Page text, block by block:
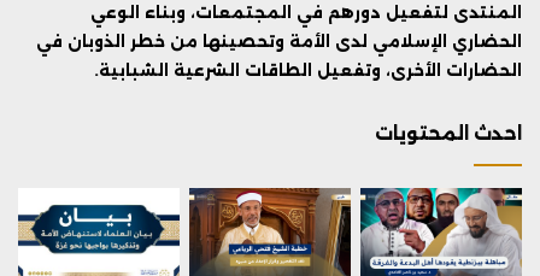
المنتدى لتفعيل دورهم في المجتمعات، وبناء الوعي
الحضاري الإسلامي لدى الأمة وتحصينها من خطر الذوبان في
الحضارات الأخرى، وتفعيل الطاقات الشرعية الشبابية.
احدث المحتويات